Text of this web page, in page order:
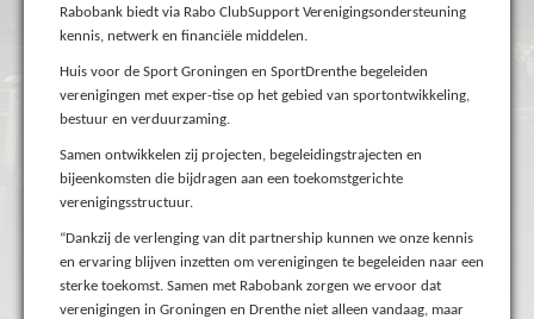
Rabobank biedt via Rabo ClubSupport Verenigingsondersteuning
kennis, netwerk en financiële middelen.
Huis voor de Sport Groningen en SportDrenthe begeleiden
verenigingen met exper-tise op het gebied van sportontwikkeling,
bestuur en verduurzaming.
Samen ontwikkelen zij projecten, begeleidingstrajecten en
bijeenkomsten die bijdragen aan een toekomstgerichte
verenigingsstructuur.
“Dankzij de verlenging van dit partnership kunnen we onze kennis
en ervaring blijven inzetten om verenigingen te begeleiden naar een
sterke toekomst. Samen met Rabobank zorgen we ervoor dat
verenigingen in Groningen en Drenthe niet alleen vandaag, maar